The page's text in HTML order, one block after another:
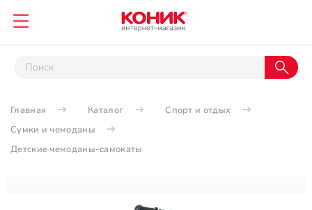
Главная Каталог
Спорт и отдых
Сумки и чемоданы
Детские чемоданы-самокаты